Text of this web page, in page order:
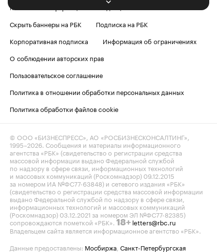
Контактная информация
Редакция
Скрыть баннеры на РБК
Подписка на РБК
Корпоративная подписка
Информация об ограничениях
О соблюдении авторских прав
Пользовательское соглашение
Политика в отношении обработки персональных данных
Политика обработки файлов cookie
© ООО «БИЗНЕСПРЕСС», АО «РОСБИЗНЕСКОНСАЛТИНГ»,
1995–2026 . Сообщения и материалы информационного
агентства «РБК» (свидетельство о регистрации средства
массовой информации выдано Федеральной службой
по надзору в сфере связи, информационных технологий
и массовых коммуникаций (Роскомнадзор) 09.12.2015
за номером ИА №ФС77-63848) и сетевого издания «РБК»
(свидетельство о регистрации средства массовой информации
выдано Федеральной службой по надзору в сфере связи,
информационных технологий и массовых коммуникаций
(Роскомнадзор) 03.12.2021 за номером ЭЛ №ФС77-82385)
сопровождаются пометкой «РБК». 18+ letters@rbc.ru
Владельцем сайта является информационное агентство «РБК».
Данные предоставлены: Мосбиржа Санкт-Петербургская